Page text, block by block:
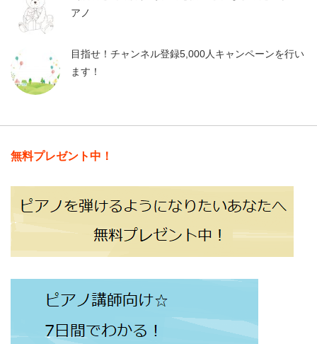
アノ
目指せ！チャンネル登録5,000人キャンペーンを行い
ます！
無料プレゼント中！